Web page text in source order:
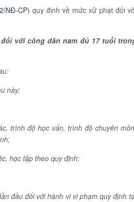
NĐ-CP) quy định về mức xử phạt đối
với công dân nam đủ 17 tuổi
này;
trình độ học vấn, trình độ chuyên
học tập theo quy định;
đầu đối với hành vi vi phạm quy định